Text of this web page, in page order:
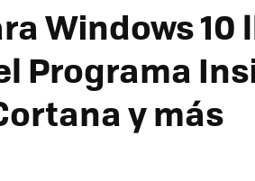
Windows 10
Programa
y más